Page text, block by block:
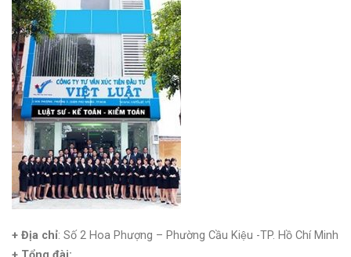
+ Địa chỉ: Số 2 Hoa Phượng – Phường Cầu Kiệu -TP. Hồ Chí Minh